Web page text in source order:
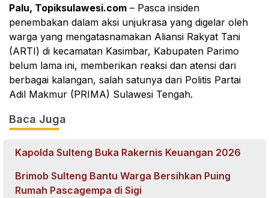
Palu, Topiksulawesi.com – Pasca insiden
penembakan dalam aksi unjukrasa yang digelar oleh
warga yang mengatasnamakan Aliansi Rakyat Tani
(ARTI) di kecamatan Kasimbar, Kabupaten Parimo
belum lama ini, memberikan reaksi dan atensi dari
berbagai kalangan, salah satunya dari Politis Partai
Adil Makmur (PRIMA) Sulawesi Tengah.
Baca Juga
Kapolda Sulteng Buka Rakernis Keuangan 2026
Brimob Sulteng Bantu Warga Bersihkan Puing
Rumah Pascagempa di Sigi